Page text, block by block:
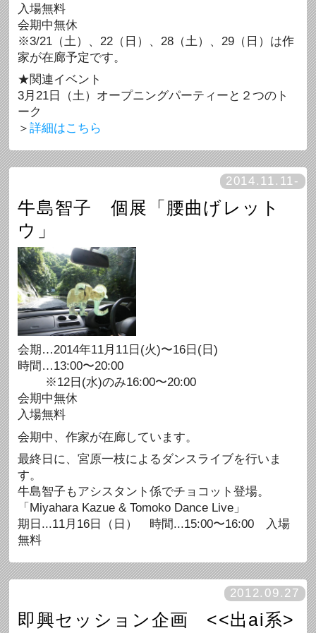
入場無料
会期中無休
※3/21（土）、22（日）、28（土）、29（日）は作
家が在廊予定です。
★関連イベント
3月21日（土）オープニングパーティーと２つのト
ーク
＞詳細はこちら
2014.11.11-
牛島智子 個展「腰曲げレット
ウ」
会期…2014年11月11日(火)〜16日(日)
時間…13:00〜20:00
※12日(水)のみ16:00〜20:00
会期中無休
入場無料
会期中、作家が在廊しています。
最終日に、宮原一枝によるダンスライブを行いま
す。
牛島智子もアシスタント係でチョコット登場。
「Miyahara Kazue & Tomoko Dance Live」
期日...11月16日（日） 時間...15:00〜16:00 入場
無料
2012.09.27
即興セッション企画 <<出ai系>